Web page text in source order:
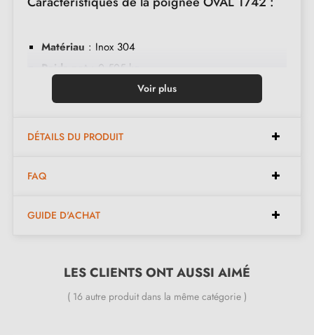
Matériau : Inox 304
Poids net
: 0,505 kg
Dimensions de la rosace: 8 mm d'épaisseur
Double ressort métallique autonivelant
personnalisé disponible sur demande)
Rosaces métalliques vissées
Voir plus
DÉTAILS DU PRODUIT
FAQ
GUIDE D'ACHAT
LES CLIENTS ONT AUSSI AIMÉ
( 16 autre produit dans la même catégorie )